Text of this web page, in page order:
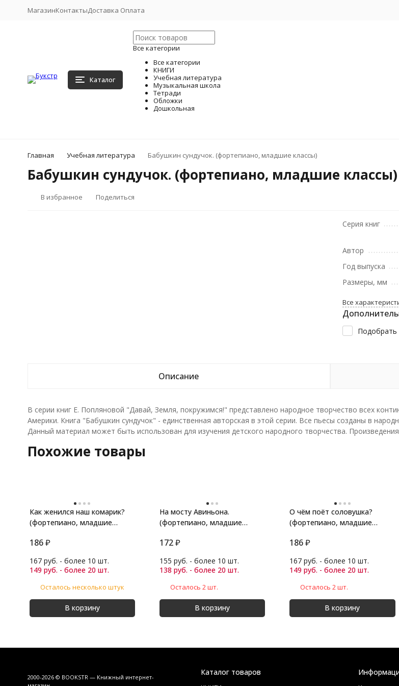
МагазинКонтактыДоставка Оплата
Каталог
Все категории
Все категории
КНИГИ
Учебная литература
Музыкальная школа
Тетради
Обложки
Дошкольная
Главная Учебная литература Бабушкин сундучок. (фортепиано, младшие классы)
Бабушкин сундучок. (фортепиано, младшие классы)
В избранное Поделиться
Серия книг
Автор
Год выпуска
Размеры, мм
Все
Описание
В серии книг Е. Попляновой "Давай, Земля, покружимся!" представлено народное творчество всех
Америки. Книга "Бабушкин сундучок" - единственная авторская в этой серии. Все пьесы созданы в
Данный материал может быть использован для изучения детского народного творчества.
Похожие товары
Как женился наш комарик?
(фортепиано, младшие
186 ₽
167 руб. - более 10 шт.
149 руб. - более 20 шт.
Осталось несколько штук
В корзину
На мосту Авиньона.
(фортепиано, младшие
172₽
155 руб. - более 10 шт.
138 руб. - более 20 шт.
Осталось 2 шт.
В корзину
О чём поёт соловушка?
(фортепиано, младшие
186₽
167 руб. - более 10 шт.
149 руб. - более 20 шт.
Осталось 2 шт.
В корзину
2000-2026 © BOOKSTR — Книжный интернет-
Каталог товаров